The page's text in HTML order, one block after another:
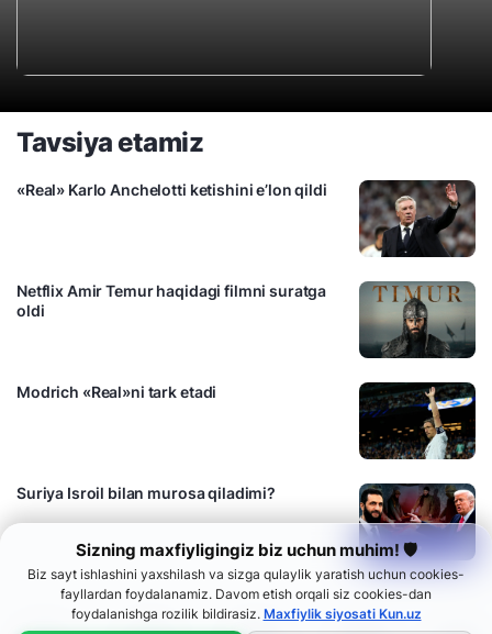
Sizning maxfiyligingiz biz uchun muhim! 🛡
Biz sayt ishlashini yaxshilash va sizga qulaylik yaratish uchun cookies-
fayllardan foydalanamiz. Davom etish orqali siz cookies-dan
foydalanishga rozilik bildirasiz. Maxfiylik siyosati Kun.uz
Tavsiya etamiz
«Real» Karlo Anchelotti ketishini e’lon qildi
Netflix Amir Temur haqidagi filmni suratga
oldi
Modrich «Real»ni tark etadi
Suriya Isroil bilan murosa qiladimi?